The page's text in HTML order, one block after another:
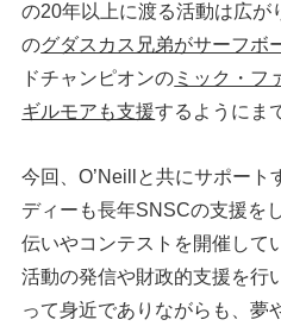
の20年以上に渡る活動は広が
のグダスカス兄弟がサーフボ
ドチャンピオンの ミック・フ
ギルモアも支援するようにま
今回、O’Neillと共にサポート
ディーも長年SNSCの支援を
伝いやコンテストを開催して
活動の発信や財政的支援を行
って身近でありながらも、夢